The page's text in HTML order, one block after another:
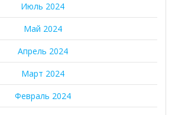
Июль 2024
Май 2024
Апрель 2024
Март 2024
Февраль 2024